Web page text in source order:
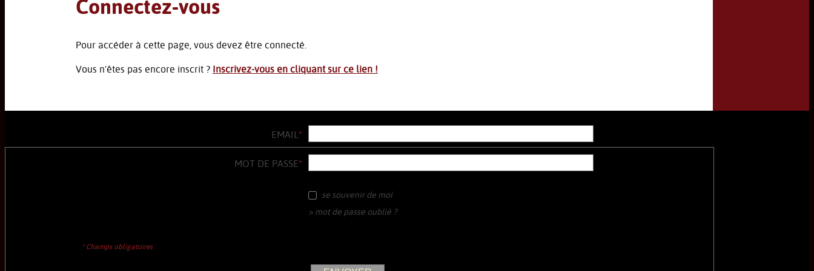
Connectez-vous
Pour accéder à cette page, vous devez être connecté.
Vous n'êtes pas encore inscrit ?Inscrivez-vous en cliquant sur ce lien!
EMAIL*
MOT DE PASSE*
se souvenir de moi
> mot de passe oublié ?
* Champs obligatoires